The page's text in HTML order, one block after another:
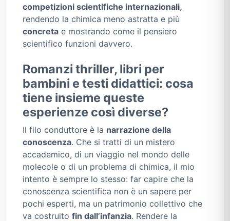
competizioni scientifiche internazionali,
rendendo la chimica meno astratta e più
concreta e mostrando come il pensiero
scientifico funzioni davvero.
Romanzi thriller, libri per
bambini e testi didattici: cosa
tiene insieme queste
esperienze così diverse?
Il filo conduttore è la narrazione della
conoscenza. Che si tratti di un mistero
accademico, di un viaggio nel mondo delle
molecole o di un problema di chimica, il mio
intento è sempre lo stesso: far capire che la
conoscenza scientifica non è un sapere per
pochi esperti, ma un patrimonio collettivo che
va costruito fin dall’infanzia. Rendere la